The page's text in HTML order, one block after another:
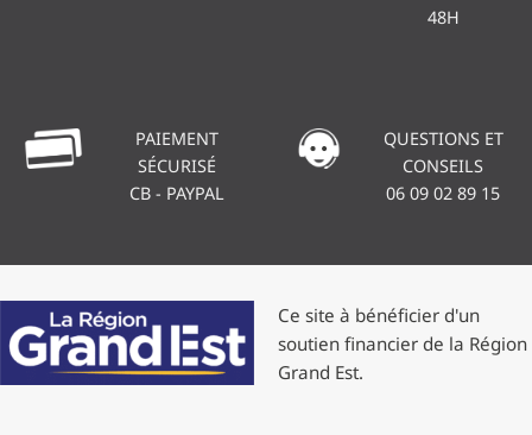
48H
PAIEMENT
SÉCURISÉ
CB - PAYPAL
QUESTIONS ET
CONSEILS
06 09 02 89 15
Ce site à bénéficier d'un
soutien financier de la Région
Grand Est.